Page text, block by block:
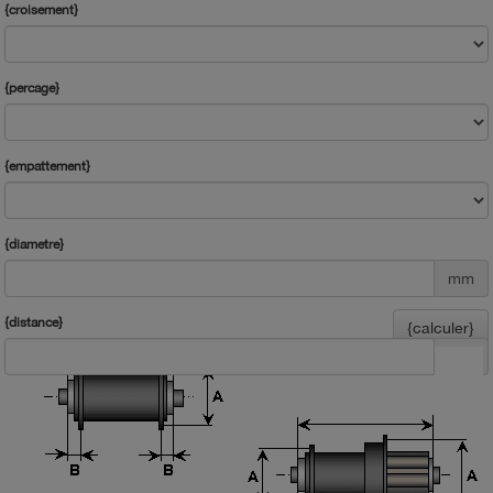
{croisement}
{percage}
{empattement}
{diametre}
mm
{distance} {calculer}